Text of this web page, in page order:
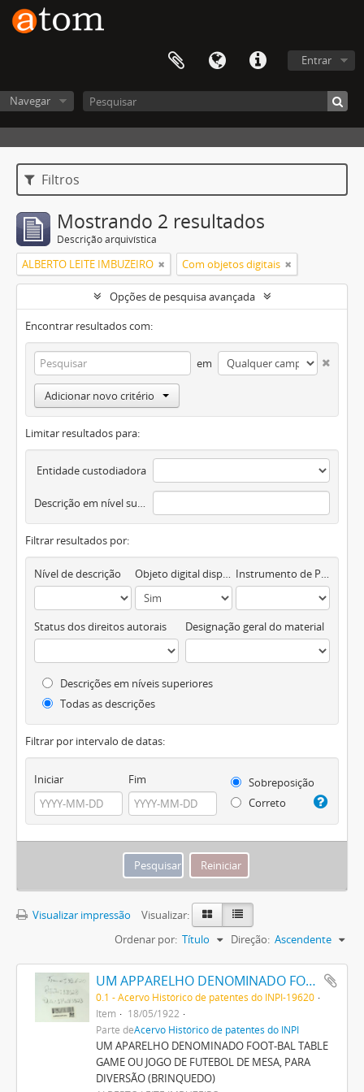
Entrar
Navegar
Filtros
Mostrando 2 resultados
Descrição arquivística
ALBERTO LEITE IMBUZEIRO Com objetos digitais
Opções de pesquisa avançada
Encontrar resultados com:
em
Adicionar novo critério
Limitar resultados para:
Entidade custodiadora
Descrição em nível superior
Filtrar resultados por:
Nível de descrição Objeto digital disponível Instrumento de Pesquisa
Status dos direitos autorais Designação geral do material
Descrições em níveis superiores
Todas as descrições
Filtrar por intervalo de datas:
Iniciar Fim
Sobreposição
Correto
Visualizar impressão
Visualizar:
Ordenar por: Título Direção: Ascendente
UM APPARELHO DENOMINADO FOOT-BALL TABLE GAME OU JOGO DE FOOT-BALL DE MESA, PARA DIVERSÃO (BRINQUEDO)
0.1 - Acervo Histórico de patentes do INPI-19620
Item
18/05/1922
Parte deAcervo Histórico de patentes do INPI
UM APARELHO DENOMINADO FOOT-BAL TABLE
GAME OU JOGO DE FUTEBOL DE MESA, PARA
DIVERSÃO (BRINQUEDO)